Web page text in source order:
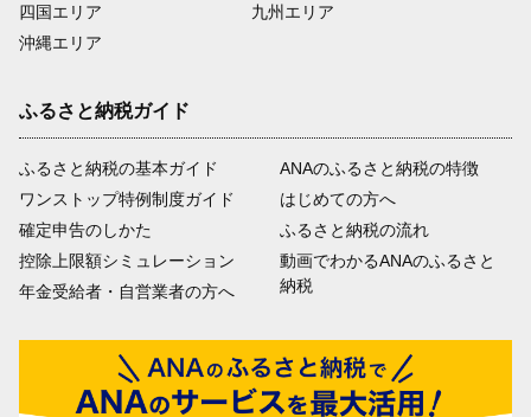
四国エリア
沖縄エリア
九州エリア
ふるさと納税ガイド
ふるさと納税の基本ガイド
ワンストップ特例制度ガイド
確定申告のしかた
控除上限額シミュレーション
年金受給者・自営業者の方へ
ANAのふるさと納税の特徴
はじめての方へ
ふるさと納税の流れ
動画でわかるANAのふるさと
納税